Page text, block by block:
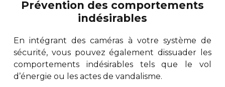
Prévention des comportements
indésirables
En intégrant des caméras à votre système de
sécurité, vous pouvez également dissuader les
comportements indésirables tels que le vol
d’énergie ou les actes de vandalisme.